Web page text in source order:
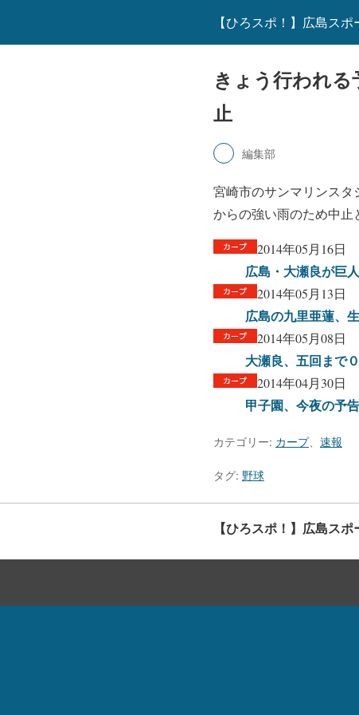
【ひろスポ！】広島ス
きょう行われ
止
編集部
宮崎市のサンマリンス
からの強い雨のため中止
2014年05月16日
広島・大瀬良が巨
2014年05月13日
広島の九里亜蓮、
2014年05月08日
大瀬良、五回まで
2014年04月30日
甲子園、今夜の予
カテゴリー: カープ、 速報
タグ: 野球
【ひろスポ！】広島ス